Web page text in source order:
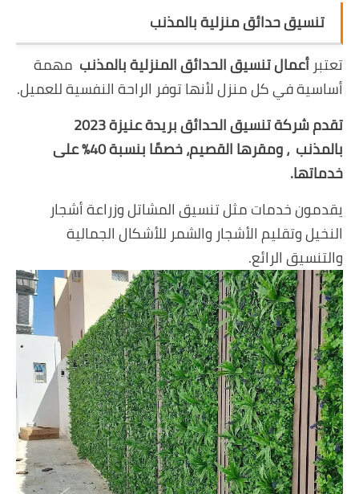
تنسيق حدائق منزلية بالمذنب
تعتبرأعمال تنسيق الحدائق المنزلية بالمذنب مهمة
أساسية في كل منزل لأنها توفر الراحة النفسية للعميل.
تقدم شركة تنسيق الحدائق بريدة عنيزة 2023
بالمذنب ، ومقرها القصيم، خصمًا بنسبة 40٪ على
خدماتها.
يقدمون خدمات مثل تنسيق المشاتل وزراعة أشجار
النخيل وتقليم الأشجار والشمر للأشكال الجمالية
والتنسيق الرائع.